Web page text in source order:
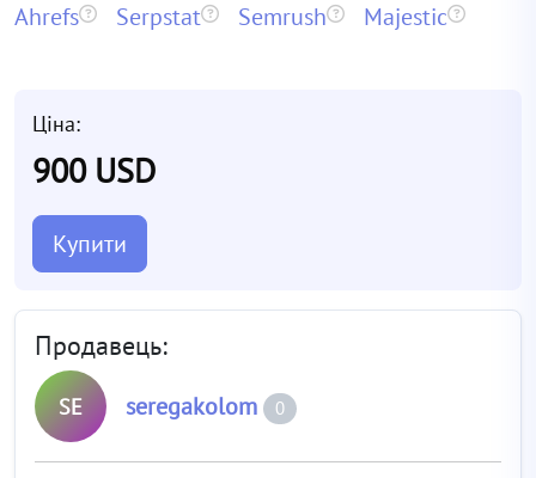
Ahrefs Serpstat Semrush Majestic
Ціна:
900 USD
Купити
Продавець:
SE seregakolom 0